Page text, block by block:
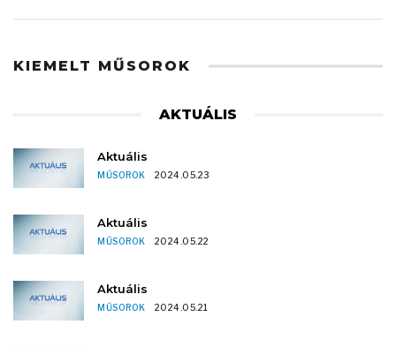
KIEMELT MŰSOROK
AKTUÁLIS
Aktuális
MŰSOROK 2024.05.23
Aktuális
MŰSOROK 2024.05.22
Aktuális
MŰSOROK 2024.05.21